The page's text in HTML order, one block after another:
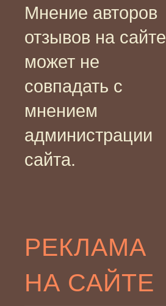
Мнение авторов
отзывов на сайте
может не
совпадать с
мнением
администрации
сайта.
РЕКЛАМА
НА САЙТЕ